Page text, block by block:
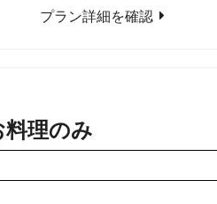
プラン詳細を確認
料理のみ